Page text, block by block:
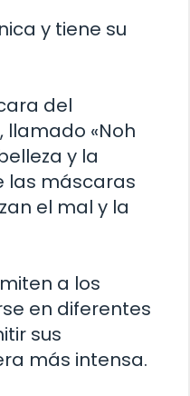
y tiene su
del
llamado «Noh
y la
las máscaras
el mal y la
a los
en diferentes
sus
más intensa.